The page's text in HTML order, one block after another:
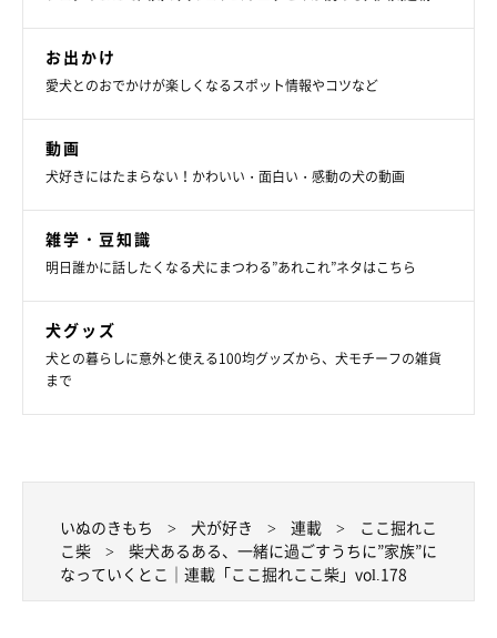
お出かけ
愛犬とのおでかけが楽しくなるスポット情報やコツなど
動画
犬好きにはたまらない！かわいい・面白い・感動の犬の動画
雑学・豆知識
明日誰かに話したくなる犬にまつわる”あれこれ”ネタはこちら
犬グッズ
犬との暮らしに意外と使える100均グッズから、犬モチーフの雑貨
まで
いぬのきもち 犬が好き 連載
ここ掘れこ
こ柴
柴犬あるある、一緒に過ごすうちに”家族”に
なっていくとこ｜連載「ここ掘れここ柴」vol.178